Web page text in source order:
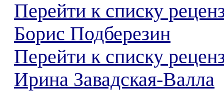
Перейти к списку
Борис Подберезин
Перейти к списку
Ирина Завадская-Валла